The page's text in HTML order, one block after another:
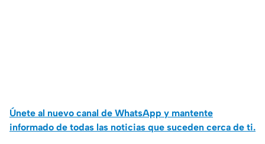
Únete al nuevo canal de WhatsApp y mantente
informado de todas las noticias que suceden cerca de ti.